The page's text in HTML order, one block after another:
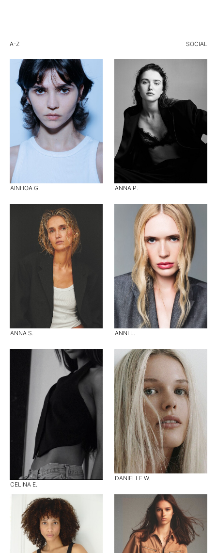
A-Z SOCIAL
AINHOA G. ANNA P.
ANNA S. ANNI L.
CELINA E.
DANIELLE W.